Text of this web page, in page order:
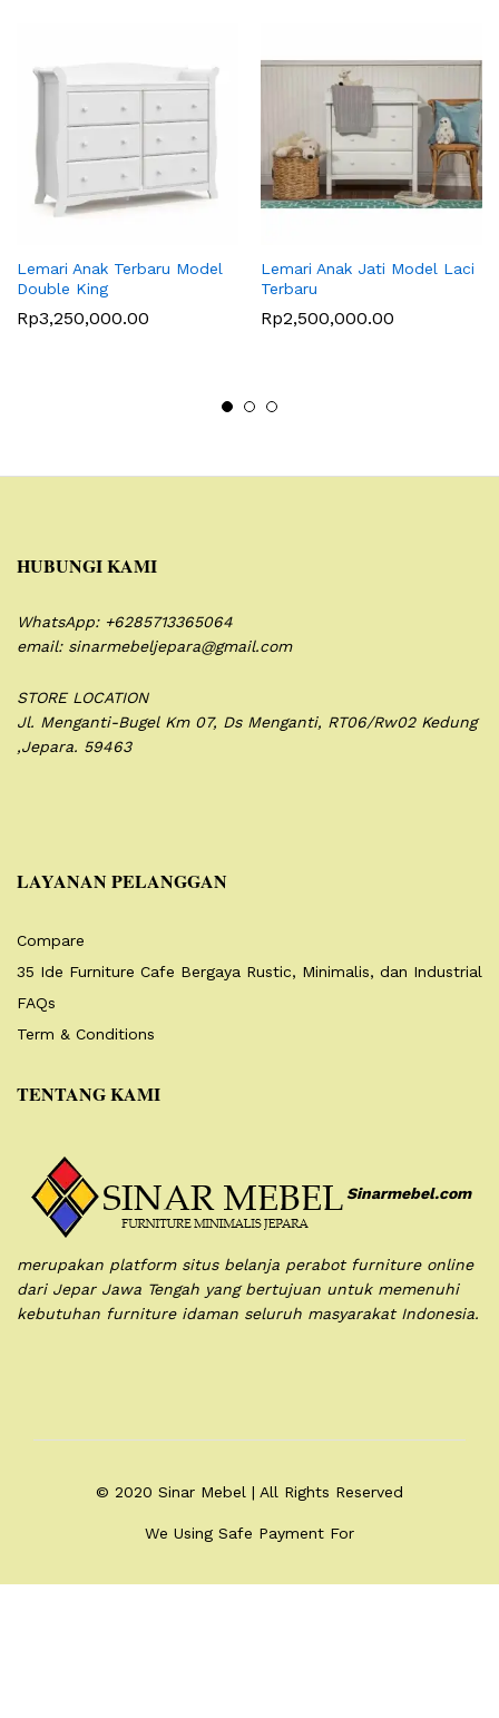
Lemari Anak Terbaru Model
Double King
Rp3,250,000.00
Lemari Anak Jati Model Laci
Terbaru
Rp2,500,000.00
HUBUNGI KAMI
WhatsApp: +6285713365064
email: sinarmebeljepara@gmail.com
STORE LOCATION
Jl. Menganti-Bugel Km 07, Ds Menganti, RT06/Rw02 Kedung
,Jepara. 59463
LAYANAN PELANGGAN
Compare
35 Ide Furniture Cafe Bergaya Rustic, Minimalis, dan Industrial
FAQs
Term & Conditions
TENTANG KAMI
Sinarmebel.com
merupakan platform situs belanja perabot furniture online
dari Jepar Jawa Tengah yang bertujuan untuk memenuhi
kebutuhan furniture idaman seluruh masyarakat Indonesia.
© 2020 Sinar Mebel | All Rights Reserved
We Using Safe Payment For